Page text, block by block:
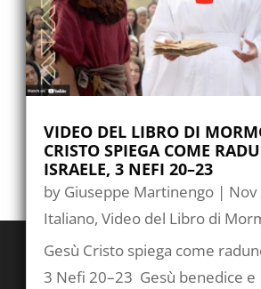
VIDEO DEL LIBRO DI
CRISTO SPIEGA COME
ISRAELE, 3 NEFI 20–23
by Giuseppe Martinengo | Nov
Italiano,Video del Libro di
Gesù Cristo spiega come
3 Nefi 20–23 Gesù benedice e